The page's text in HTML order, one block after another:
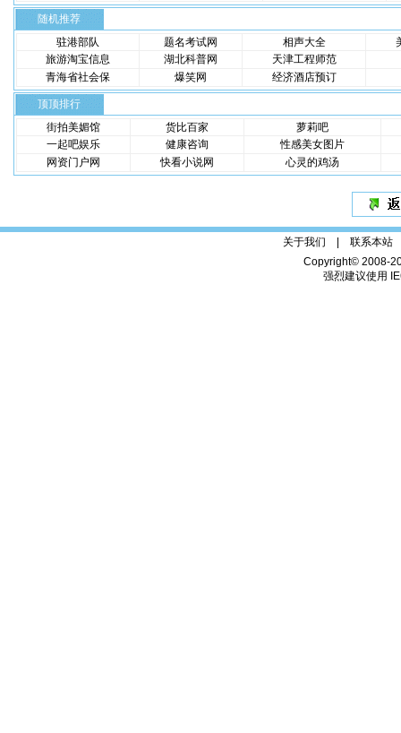
随机推荐
驻港部队
题名考试网 相声大全
旅游淘宝信息
湖北科普网
天津工程师范
青海省社会保
爆笑网 经济酒店预订
顶顶排行
街拍美媚馆
货比百家
萝莉吧
一起吧娱乐
健康咨询
性感美女图片
网资门户网
快看小说网 心灵的鸡汤
关于我们 | 联系本站
Copyright© 2008-
强烈建议使用